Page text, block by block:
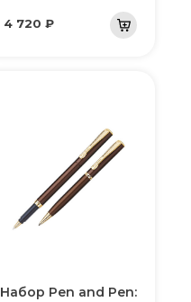
4 720 ₽
Набор Pen and Pen: